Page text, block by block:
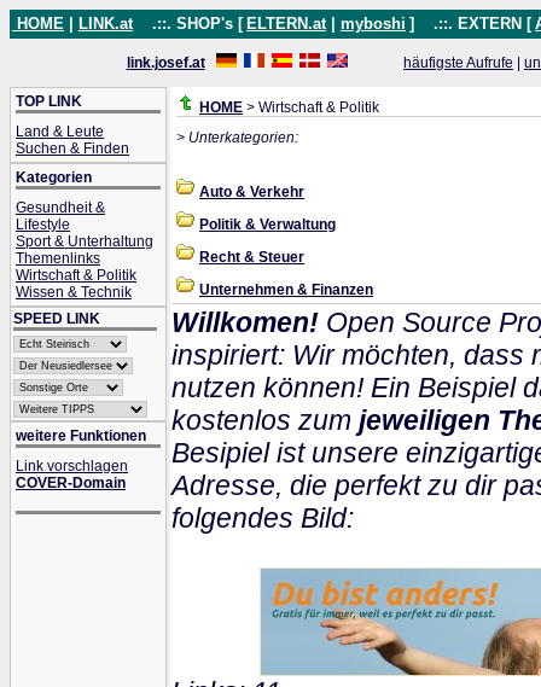
HOME LINK.at .::. SHOP's [ ELTERN.at myboshi ] .::. EXTERN [
link.josef.at häufigste Aufrufe
TOP LINK
Land & Leute
Suchen & Finden
Kategorien
Gesundheit &
Lifestyle
Sport & Unterhaltung
Themenlinks
Wirtschaft & Politik
Wissen & Technik
SPEED LINK
weitere Funktionen
Link vorschlagen
COVER-Domain
HOME > Wirtschaft & Politik
> Unterkategorien:
Auto & Verkehr
Politik & Verwaltung
Recht & Steuer
Unternehmen & Finanzen
Willkomen! Open Source
inspiriert: Wir möchten, dass
nutzen können! Ein Beispiel
kostenlos zum jeweiligen
Besipiel ist unsere
Adresse, die perfekt zu dir
folgendes Bild: